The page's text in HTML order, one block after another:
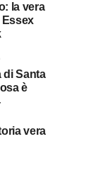
Essex
è